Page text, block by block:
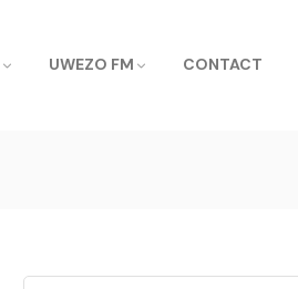
UWEZO FM CONTACT